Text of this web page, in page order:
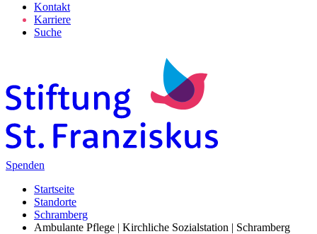
Kontakt
Karriere
Suche
Spenden
Startseite
Standorte
Schramberg
Ambulante Pflege | Kirchliche Sozialstation | Schramberg